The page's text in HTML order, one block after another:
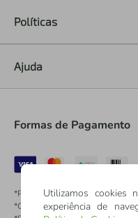
Políticas
Ajuda
Formas de Pagamento
*Pontos dos Cartões Sicredi
*Cartões Sicredi
Utilizamos cookies
experiência de